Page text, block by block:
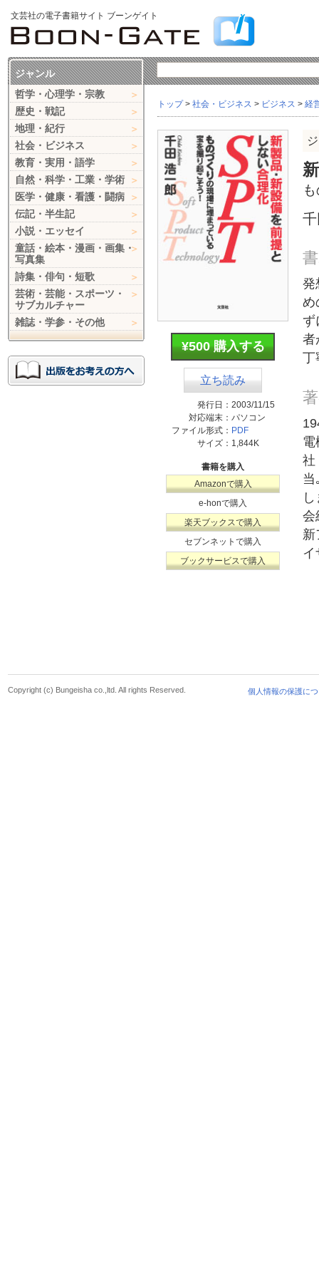
文芸社の電子書籍サイト ブーンゲイト
トップ> 社会・ビジネス > ビジネス > 経
¥500 購入する
立ち読み
発行日： 2003/11/15
対応端末： パソコン
ファイル形式： PDF
サイズ： 1,844K
書籍を購入
Amazonで購入
e-honで購入
楽天ブックスで購入
セブンネットで購入
ブックサービスで購入
発
め
ず
者
丁
電
社
当
会
新
イ
ジャンル
哲学・心理学・宗教
歴史・戦記
地理・紀行
社会・ビジネス
教育・実用・語学
自然・科学・工業・学術
医学・健康・看護・闘病
伝記・半生記
小説・エッセイ
童話・絵本・漫画・画集・
写真集
詩集・俳句・短歌
芸術・芸能・スポーツ・
サブカルチャー
雑誌・学参・その他
個人情報の保護に
Copyright (c) Bungeisha co.,ltd. All rights Reserved.